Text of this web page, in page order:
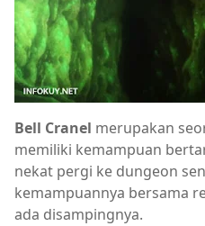
Bell Cranel merupakan
memiliki kemampuan
nekat pergi ke dungeon
kemampuannya bersama
ada disampingnya.